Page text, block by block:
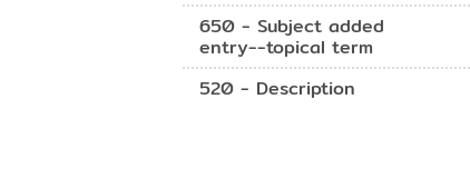
650 - Subject added
entry--topical term
520 - Description